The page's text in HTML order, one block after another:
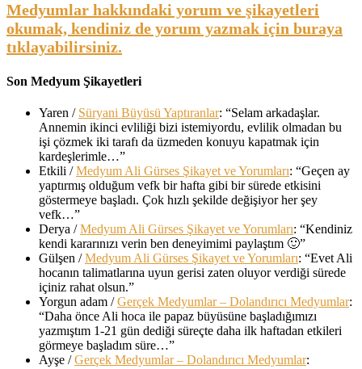
Medyumlar hakkındaki yorum ve şikayetleri
okumak, kendiniz de yorum yazmak için buraya
tıklayabilirsiniz.
Son Medyum Şikayetleri
Yaren / Süryani Büyüsü Yaptıranlar: “Selam arkadaşlar.
Annemin ikinci evliliği bizi istemiyordu, evlilik olmadan bu
işi çözmek iki tarafı da üzmeden konuyu kapatmak için
kardeşlerimle…”
Etkili /Medyum Ali Gürses Şikayet ve Yorumları: “Geçen ay
yaptırmış olduğum vefk bir hafta gibi bir sürede etkisini
göstermeye başladı. Çok hızlı şekilde değişiyor her şey
vefk…”
Derya /Medyum Ali Gürses Şikayet ve Yorumları: “Kendiniz
kendi kararınızı verin ben deneyimimi paylaştım 🙂”
Gülşen /Medyum Ali Gürses Şikayet ve Yorumları: “Evet Ali
hocanın talimatlarına uyun gerisi zaten oluyor verdiği sürede
içiniz rahat olsun.”
Yorgun adam /Gerçek Medyumlar – Dolandırıcı Medyumlar:
“Daha önce Ali hoca ile papaz büyüsüne başladığımızı
yazmıştım 1-21 gün dediği süreçte daha ilk haftadan etkileri
görmeye başladım süre…”
Ayşe /Gerçek Medyumlar – Dolandırıcı Medyumlar: